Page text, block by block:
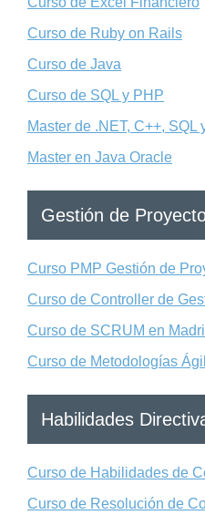
Curso de Ruby on Rails
Curso de Java
Curso de SQL y PHP
Master de .NET, C++, SQL
Master en Java Oracle
Gestión de
Curso PMP Gestión de
Curso de Controller de
Curso de SCRUM en
Curso de Metodologías
Habilidades
Curso de Habilidades de
Curso de Resolución de